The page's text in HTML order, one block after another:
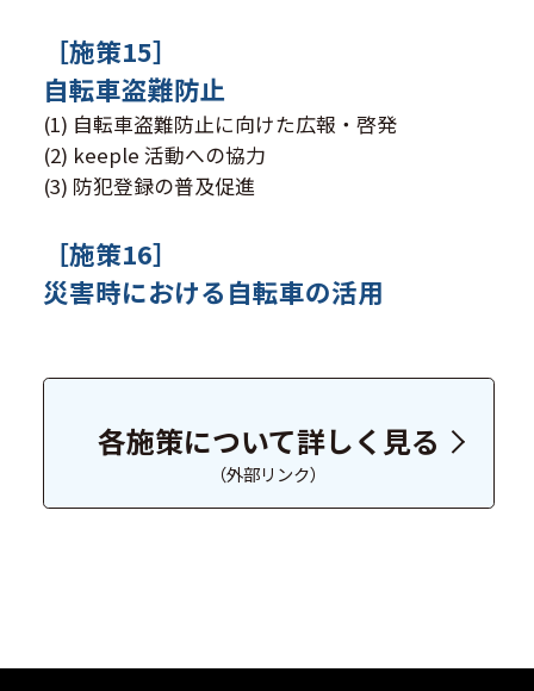
［施策15］
自転車盗難防止
(1) 自転車盗難防止に向けた広報・啓発
(2) keeple 活動への協力
(3) 防犯登録の普及促進
［施策16］
災害時における自転車の活用
各施策について詳しく見る
（外部リンク）